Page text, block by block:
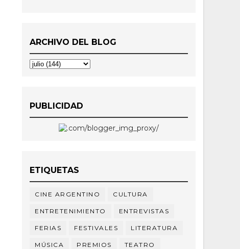
ARCHIVO DEL BLOG
PUBLICIDAD
ETIQUETAS
CINE ARGENTINO CULTURA
ENTRETENIMIENTO ENTREVISTAS
FERIAS FESTIVALES LITERATURA
MÚSICA PREMIOS TEATRO